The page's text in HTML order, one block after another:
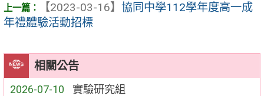
相關公告
2026-07-10 實驗研究組
【2023-03-16】 協同中學112學年度高一成
年禮體驗活動招標